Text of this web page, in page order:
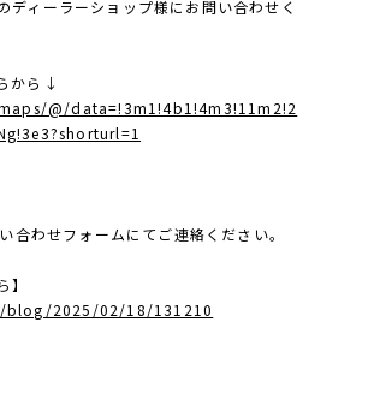
ディーラーショップ様にお問い合わせく
から↓
@/data=!3m1!4b1!4m3!11m2!2
合わせフォームにてご連絡ください。
】
2025/02/18/131210